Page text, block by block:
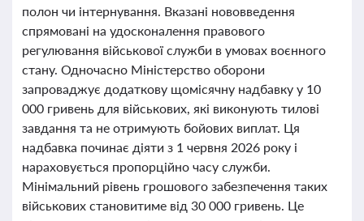
полон чи інтернування. Вказані нововведення
спрямовані на удосконалення правового
регулювання військової служби в умовах воєнного
стану. Одночасно Міністерство оборони
запроваджує додаткову щомісячну надбавку у 10
000 гривень для військових, які виконують тилові
завдання та не отримують бойових виплат. Ця
надбавка починає діяти з 1 червня 2026 року і
нараховується пропорційно часу служби.
Мінімальний рівень грошового забезпечення таких
військових становитиме від 30 000 гривень. Це